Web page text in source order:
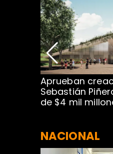
Aprueban
Sebastián
de $4 mil
NACIONAL